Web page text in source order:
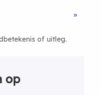
»
of uitleg.
op